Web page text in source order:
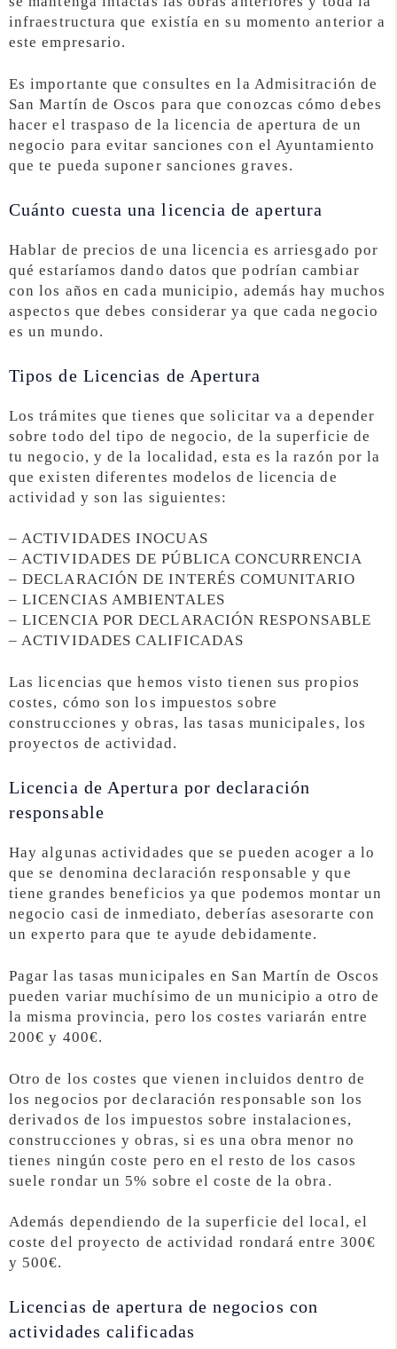
infraestructura que existía en su momento anterior a
este empresario.
Es importante que consultes en la Admisitración de
San Martín de Oscos para que conozcas cómo debes
hacer el traspaso de la licencia de apertura de un
negocio para evitar sanciones con el Ayuntamiento
que te pueda suponer sanciones graves.
Cuánto cuesta una licencia de apertura
Hablar de precios de una licencia es arriesgado por
qué estaríamos dando datos que podrían cambiar
con los años en cada municipio, además hay muchos
aspectos que debes considerar ya que cada negocio
es un mundo.
Tipos de Licencias de Apertura
Los trámites que tienes que solicitar va a depender
sobre todo del tipo de negocio, de la superficie de
tu negocio, y de la localidad, esta es la razón por la
que existen diferentes modelos de licencia de
actividad y son las siguientes:
– ACTIVIDADES INOCUAS
– ACTIVIDADES DE PÚBLICA CONCURRENCIA
– DECLARACIÓN DE INTERÉS COMUNITARIO
– LICENCIAS AMBIENTALES
– LICENCIA POR DECLARACIÓN RESPONSABLE
– ACTIVIDADES CALIFICADAS
Las licencias que hemos visto tienen sus propios
costes, cómo son los impuestos sobre
construcciones y obras, las tasas municipales, los
proyectos de actividad.
Licencia de Apertura por declaración
responsable
Hay algunas actividades que se pueden acoger a lo
que se denomina declaración responsable y que
tiene grandes beneficios ya que podemos montar un
negocio casi de inmediato, deberías asesorarte con
un experto para que te ayude debidamente.
Pagar las tasas municipales en San Martín de Oscos
pueden variar muchísimo de un municipio a otro de
la misma provincia, pero los costes variarán entre
200€ y 400€.
Otro de los costes que vienen incluidos dentro de
los negocios por declaración responsable son los
derivados de los impuestos sobre instalaciones,
construcciones y obras, si es una obra menor no
tienes ningún coste pero en el resto de los casos
suele rondar un 5% sobre el coste de la obra.
Además dependiendo de la superficie del local, el
coste del proyecto de actividad rondará entre 300€
y 500€.
Licencias de apertura de negocios con
actividades calificadas